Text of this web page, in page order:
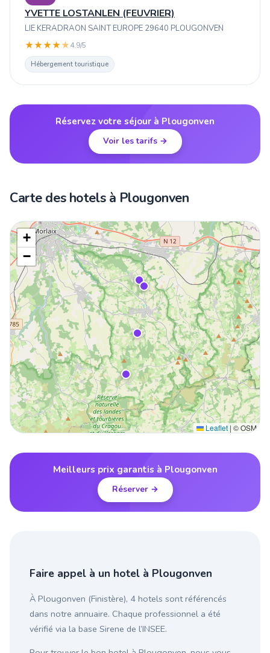
YVETTE LOSTANLEN (FEUVRIER)
LIE KERADRAON SAINT EUROPE 29640 PLOUGONVEN
★★★★★4.9/5
Hébergement touristique
Réservez votre séjour à Plougonven
Voir les tarifs →
Carte des hotels à Plougonven
+
−
Leaflet | © OSM
Meilleurs prix garantis à Plougonven
Réserver →
Faire appel à un hotel à Plougonven
À Plougonven (Finistère), 4 hotels sont référencés
dans notre annuaire. Chaque professionnel a été
vérifié via la base Sirene de l’INSEE.